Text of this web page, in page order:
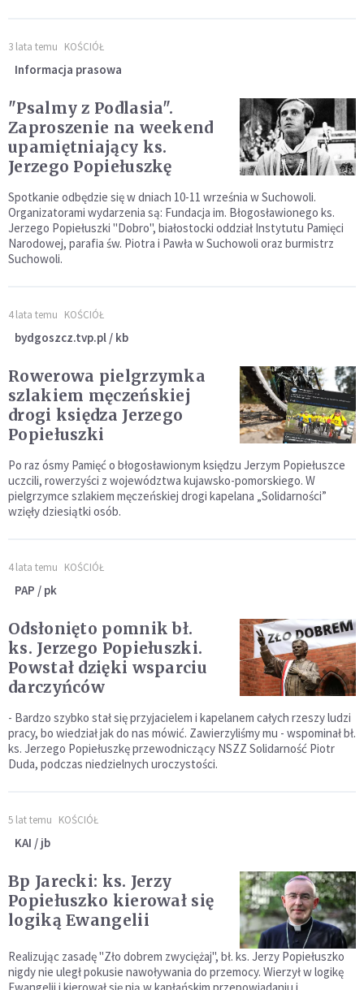
3 lata temu KOŚCIÓŁ
Informacja prasowa
"Psalmy z Podlasia".
Zaproszenie na weekend
upamiętniający ks.
Jerzego Popiełuszkę
Spotkanie odbędzie się w dniach 10-11 września w Suchowoli.
Organizatorami wydarzenia są: Fundacja im. Błogosławionego ks.
Jerzego Popiełuszki "Dobro", białostocki oddział Instytutu Pamięci
Narodowej, parafia św. Piotra i Pawła w Suchowoli oraz burmistrz
Suchowoli.
4 lata temu KOŚCIÓŁ
bydgoszcz.tvp.pl / kb
Rowerowa pielgrzymka
szlakiem męczeńskiej
drogi księdza Jerzego
Popiełuszki
Po raz ósmy Pamięć o błogosławionym księdzu Jerzym Popiełuszce
uczcili, rowerzyści z województwa kujawsko-pomorskiego. W
pielgrzymce szlakiem męczeńskiej drogi kapelana „Solidarności”
wzięły dziesiątki osób.
4 lata temu KOŚCIÓŁ
PAP / pk
Odsłonięto pomnik bł.
ks. Jerzego Popiełuszki.
Powstał dzięki wsparciu
darczyńców
- Bardzo szybko stał się przyjacielem i kapelanem całych rzeszy ludzi
pracy, bo wiedział jak do nas mówić. Zawierzyliśmy mu - wspominał bł.
ks. Jerzego Popiełuszkę przewodniczący NSZZ Solidarność Piotr
Duda, podczas niedzielnych uroczystości.
5 lat temu KOŚCIÓŁ
KAI / jb
Bp Jarecki: ks. Jerzy
Popiełuszko kierował się
logiką Ewangelii
Realizując zasadę "Zło dobrem zwyciężaj", bł. ks. Jerzy Popiełuszko
nigdy nie uległ pokusie nawoływania do przemocy. Wierzył w logikę